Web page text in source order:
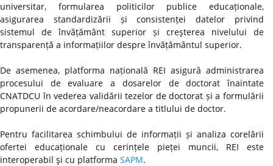
universitar, formularea politicilor publice educaționale,
asigurarea standardizării și consistenței datelor privind
sistemul de învățământ superior și creşterea nivelului de
transparență a informațiilor despre învățământul superior.
De asemenea, platforma națională REI asigură administrarea
procesului de evaluare a dosarelor de doctorat înaintate
CNATDCU în vederea validării tezelor de doctorat și a formulării
propunerii de acordare/neacordare a titlului de doctor.
Pentru facilitarea schimbului de informații și analiza corelării
ofertei educaționale cu cerințele pieței muncii, REI este
interoperabil şi cu platforma SAPM.